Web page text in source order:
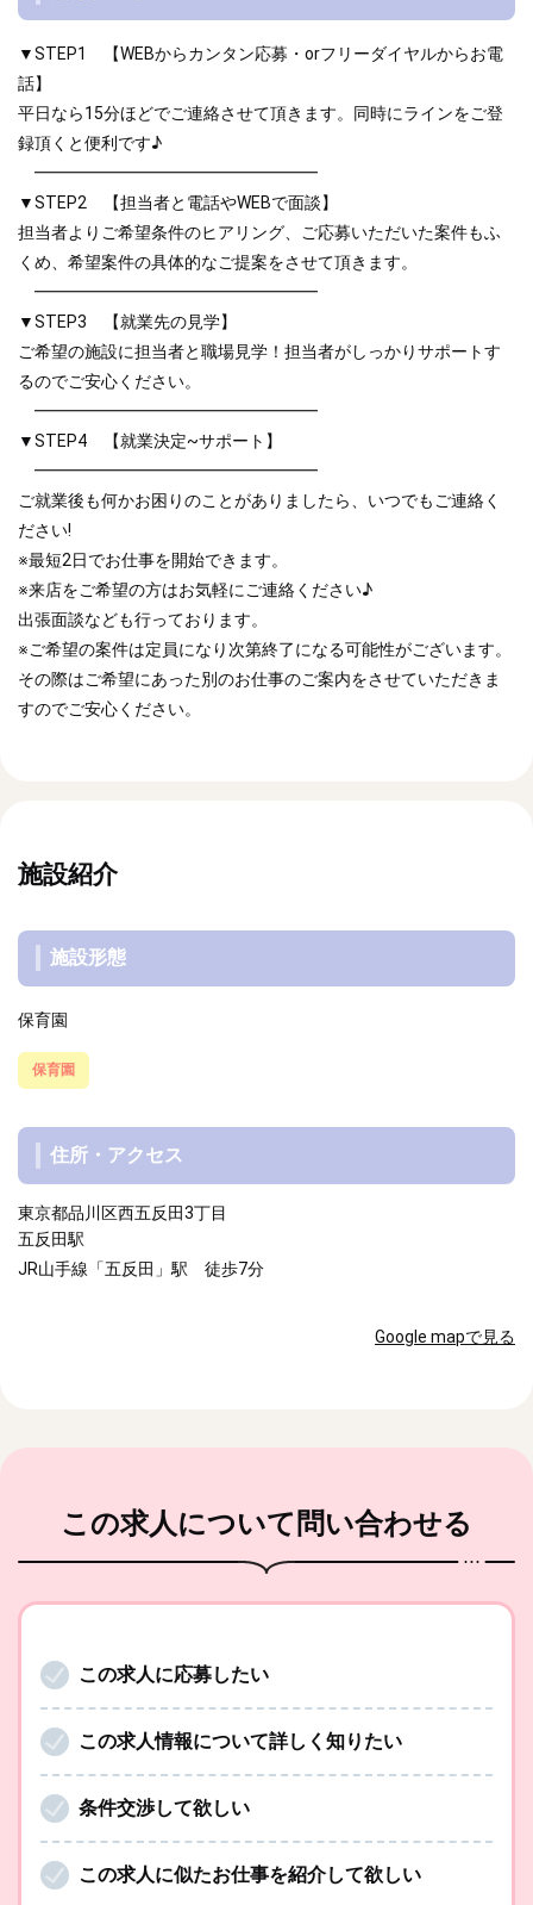
▼STEP1 【WEBからカンタン応募・orフリーダイヤルからお電
話】
平日なら15分ほどでご連絡させて頂きます。同時にラインをご登
録頂くと便利です♪
━━━━━━━━━━━━━━━━━
▼STEP2 【担当者と電話やWEBで面談】
担当者よりご希望条件のヒアリング、ご応募いただいた案件もふ
くめ、希望案件の具体的なご提案をさせて頂きます。
━━━━━━━━━━━━━━━━━
▼STEP3 【就業先の見学】
ご希望の施設に担当者と職場見学！担当者がしっかりサポートす
るのでご安心ください。
━━━━━━━━━━━━━━━━━
▼STEP4 【就業決定~サポート】
━━━━━━━━━━━━━━━━━
ご就業後も何かお困りのことがありましたら、いつでもご連絡く
ださい!
※最短2日でお仕事を開始できます。
※来店をご希望の方はお気軽にご連絡ください♪
出張面談なども行っております。
※ご希望の案件は定員になり次第終了になる可能性がございます。
その際はご希望にあった別のお仕事のご案内をさせていただきま
すのでご安心ください。
施設紹介
施設形態
保育園
保育園
住所・アクセス
東京都品川区西五反田3丁目
五反田駅
JR山手線「五反田」駅 徒歩7分
Google mapで見る
この求人について問い合わせる
この求人に応募したい
この求人情報について詳しく知りたい
条件交渉して欲しい
この求人に似たお仕事を紹介して欲しい